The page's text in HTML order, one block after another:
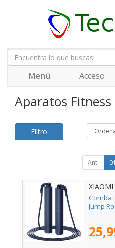
Menú Acceso
Aparatos Fitness
Filtro
Ant. 01
Comba
Jump